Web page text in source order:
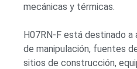
mecánicas y térmicas.
H07RN-F está destinado a
de manipulación, fuentes
sitios de construcción,